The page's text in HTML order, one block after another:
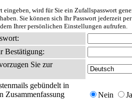
eingeben, wird für Sie ein Zufallspasswort
Sie können sich Ihr Passwort jederzeit
Ihrer persönlichen Einstellungen aufrufen.
Bestätigung:
Sie zur
gebündelt in
Zusammenfassung
Nein Ja